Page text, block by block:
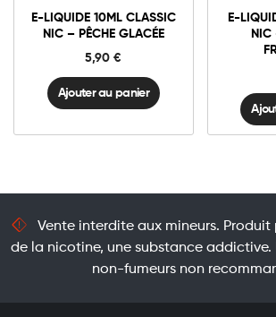
E-LIQUIDE 10ML CLASSIC
NIC – PÊCHE GLACÉE
5,90€
10ml
Nic
Pêche
Ajouter au panier
Ajouter au panier
E-
NIC
Vente interdite aux mineurs. Produit
de la nicotine, une substance
non-fumeurs non